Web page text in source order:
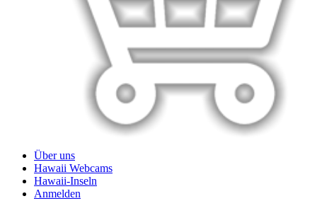
Über uns
Hawaii Webcams
Hawaii-Inseln
Anmelden